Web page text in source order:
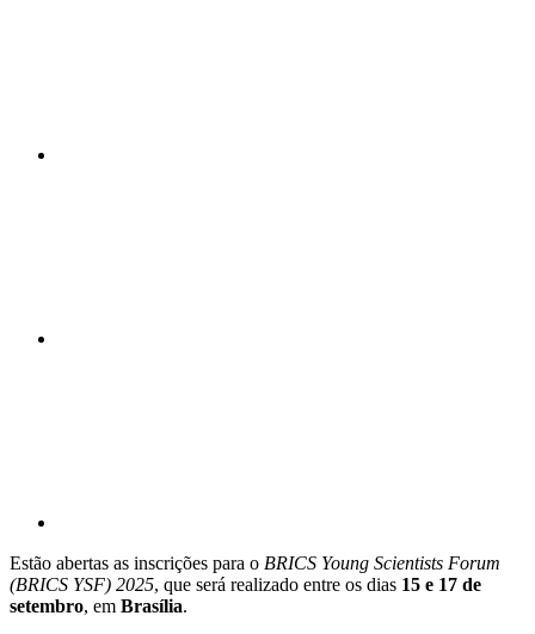
Estão abertas as inscrições para o BRICS Young Scientists Forum
(BRICS YSF) 2025, que será realizado entre os dias 15 e 17 de
setembro, em Brasília.